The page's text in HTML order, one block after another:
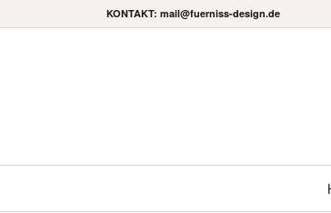
KONTAKT: mail@fuerniss-design.de